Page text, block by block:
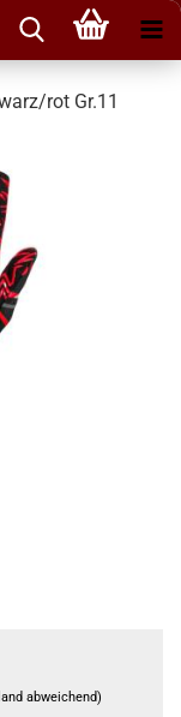
rot Gr.11
abweichend)